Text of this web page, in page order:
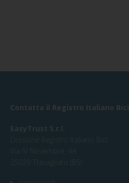
Contatta il Registro Italiano Bici
EasyTrust S.r.l.
Divisione Registro Italiano Bici
Via IV Novembre, 4A
25039 Travagliato (BS)